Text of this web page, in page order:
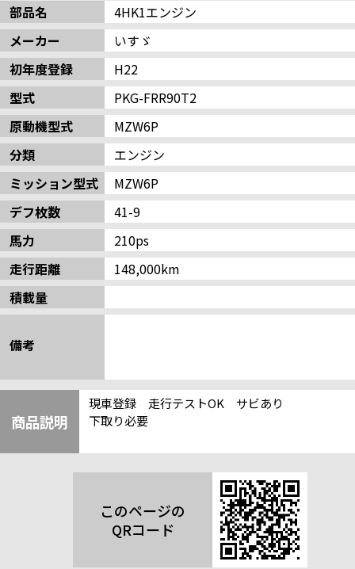
部品名
4HK1エンジン
メーカー
いすゞ
初年度登録
H22
型式
PKG-FRR90T2
原動機型式
MZW6P
分類
エンジン
ミッション型式
MZW6P
デフ枚数
41-9
馬力
210ps
走行距離
148,000km
積載量
備考
商品説明
現車登録 走行テストOK サビあり
下取り必要
このページの
QRコード